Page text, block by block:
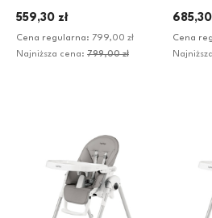
559,30 zł
Cena regularna: 799,00 zł
Najniższa cena: 799,00 zł
685,30
Cena